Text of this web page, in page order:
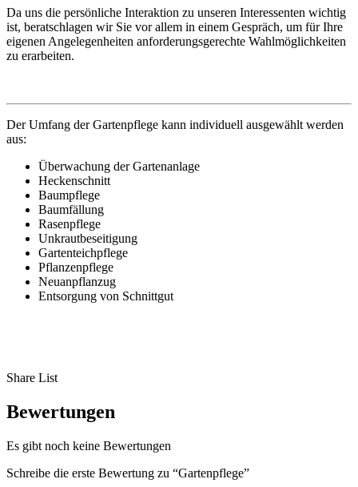
Da uns die persönliche Interaktion zu unseren Interessenten wichtig
ist, beratschlagen wir Sie vor allem in einem Gespräch, um für Ihre
eigenen Angelegenheiten anforderungsgerechte Wahlmöglichkeiten
zu erarbeiten.
Der Umfang der Gartenpflege kann individuell ausgewählt werden
aus:
Überwachung der Gartenanlage
Heckenschnitt
Baumpflege
Baumfällung
Rasenpflege
Unkrautbeseitigung
Gartenteichpflege
Pflanzenpflege
Neuanpflanzug
Entsorgung von Schnittgut
Share List
Bewertungen
Es gibt noch keine Bewertungen
Schreibe die erste Bewertung zu “Gartenpflege”